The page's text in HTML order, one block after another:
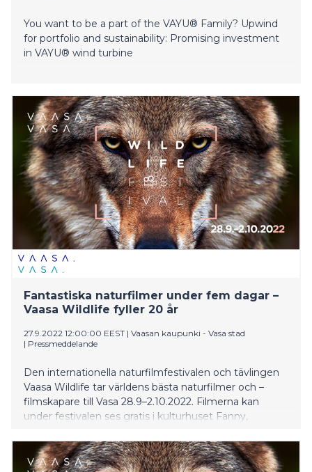
You want to be a part of the VAYU® Family? Upwind
for portfolio and sustainability: Promising investment
in VAYU® wind turbine
Fantastiska naturfilmer under fem dagar –
Vaasa Wildlife fyller 20 år
27.9.2022 12:00:00 EEST | Vaasan kaupunki - Vasa stad
| Pressmeddelande
Den internationella naturfilmfestivalen och tävlingen
Vaasa Wildlife tar världens bästa naturfilmer och –
filmskapare till Vasa 28.9–2.10.2022. Filmerna kan
under festivalen ses gratis i kulturhuset Fanny,
och Ritz.